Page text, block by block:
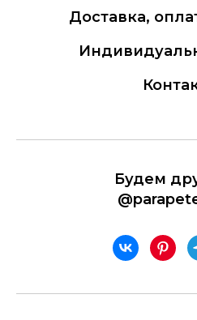
Доставка,
Будем